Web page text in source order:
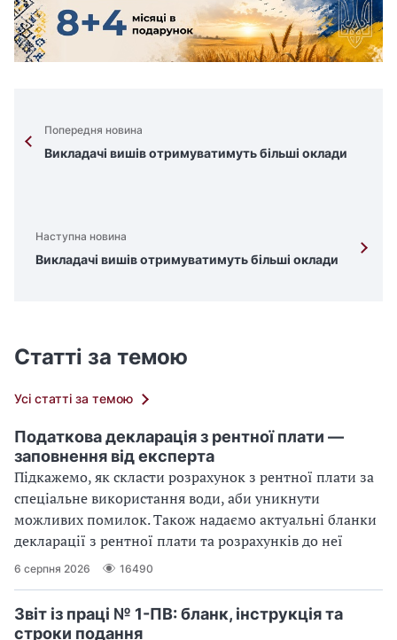
Попередня новина
Викладачі вишів отримуватимуть більші оклади
Наступна новина
Викладачі вишів отримуватимуть більші оклади
Статті за темою
Усі статті за темою
Податкова декларація з рентної плати —
заповнення від експерта
Підкажемо, як скласти розрахунок з рентної плати за
спеціальне використання води, аби уникнути
можливих помилок. Також надаємо актуальні бланки
декларації з рентної плати та розрахунків до неї
6 серпня 2026 16490
Звіт із праці № 1-ПВ: бланк, інструкція та
строки подання